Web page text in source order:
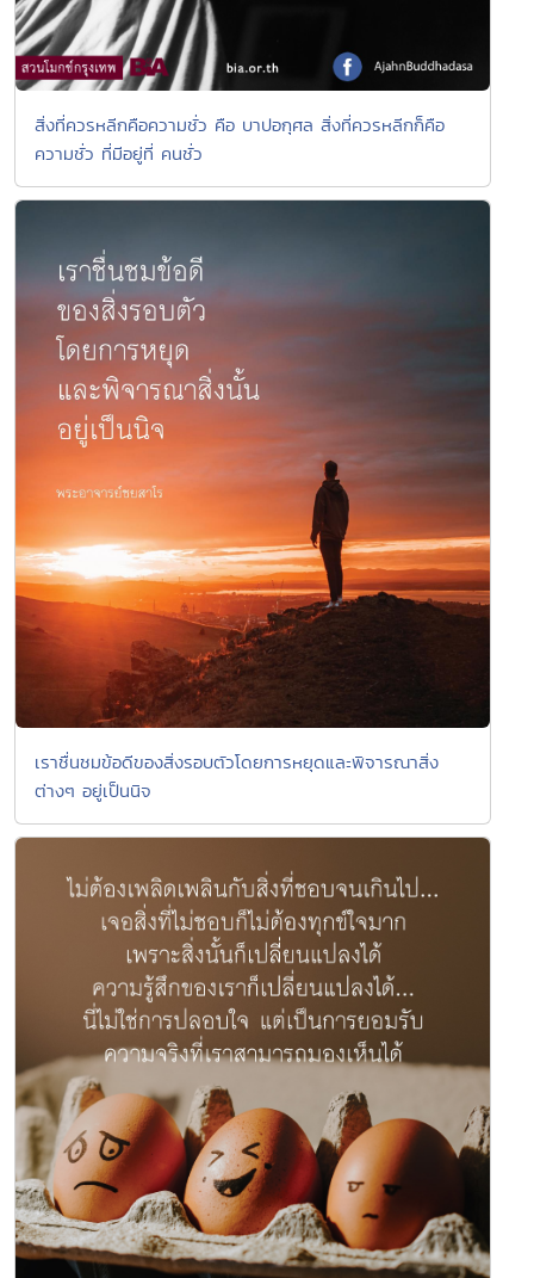
สิ่งที่ควรหลีกคือความชั่ว คือ บาปอกุศล สิ่งที่ควรหลีกก็คือ
ความชั่ว ที่มีอยู่ที่ คนชั่ว
เราชื่นชมข้อดีของสิ่งรอบตัวโดยการหยุดและพิจารณาสิ่ง
ต่างๆ อยู่เป็นนิจ